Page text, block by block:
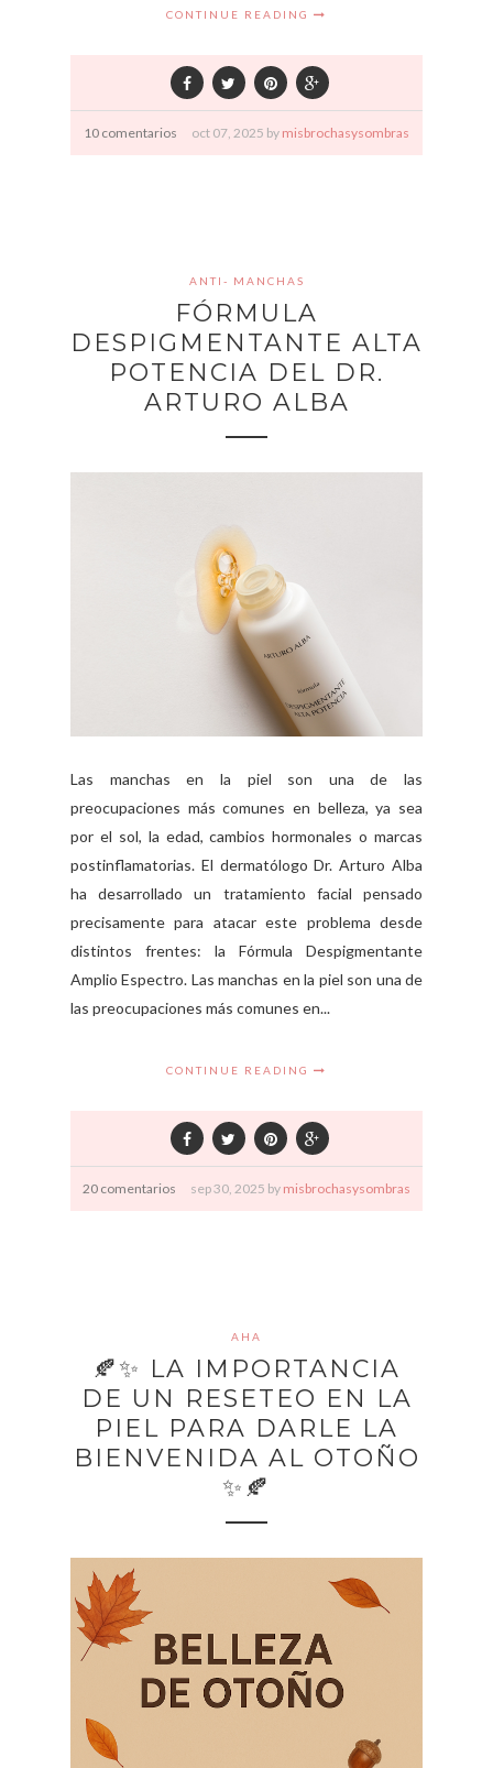
CONTINUE READING
10 comentarios oct 07, 2025 by misbrochasysombras
ANTI- MANCHAS
FÓRMULA
DESPIGMENTANTE ALTA
POTENCIA DEL DR.
ARTURO ALBA
Las manchas en la piel son una de las
preocupaciones más comunes en belleza, ya sea
por el sol, la edad, cambios hormonales o marcas
postinflamatorias. El dermatólogo Dr. Arturo Alba
ha desarrollado un tratamiento facial pensado
precisamente para atacar este problema desde
distintos frentes: la Fórmula Despigmentante
Amplio Espectro. Las manchas en la piel son una de
las preocupaciones más comunes en...
CONTINUE READING
20 comentarios sep30, 2025 by misbrochasysombras
AHA
🍂✨ LA IMPORTANCIA
DE UN RESETEO EN LA
PIEL PARA DARLE LA
BIENVENIDA AL OTOÑO
✨🍂